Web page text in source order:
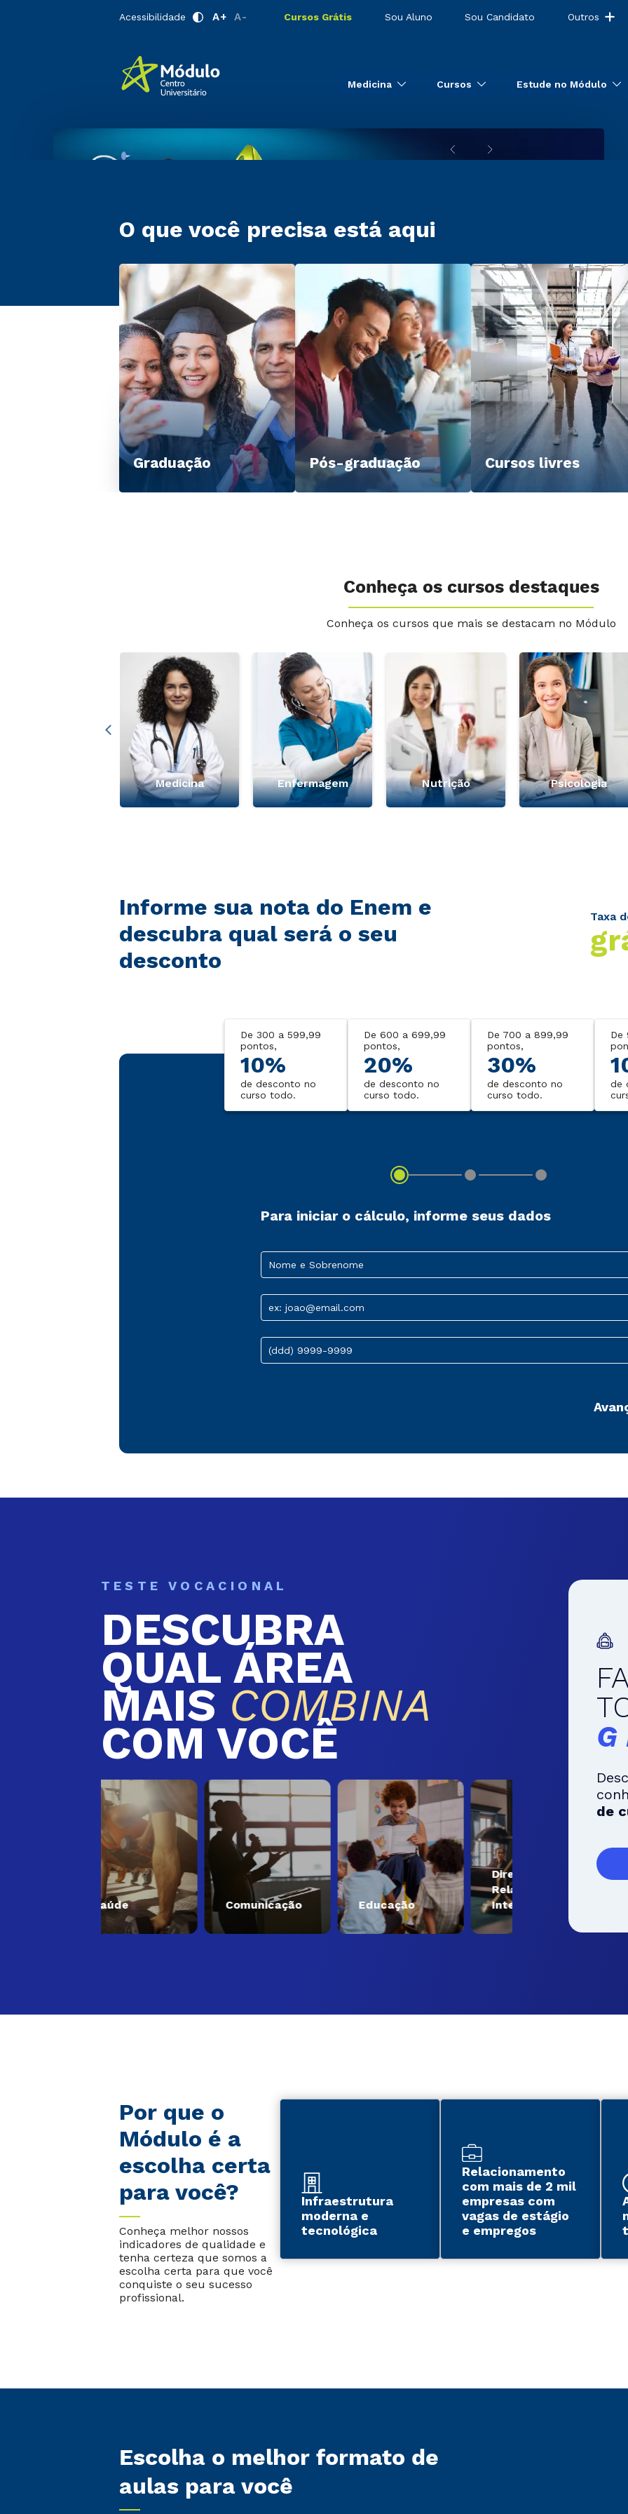
Acessibilidade A+ A- Cursos Grátis Sou Aluno Sou Candidato Outros
Medicina Cursos Estude no Módulo
O que você precisa está aqui
Graduação Pós-graduação Cursos livres
Conheça os cursos destaques
Conheça os cursos que mais se destacam no Módulo
Medicina Enfermagem Nutrição Psicologia
Informe sua nota do Enem e
descubra qual será o seu
desconto
Taxa
De 300 a 599,99
pontos,
10%
de desconto no
curso todo.
De 600 a 699,99
pontos,
20%
de desconto no
curso todo.
De 700 a 899,99
pontos,
30%
de desconto no
curso todo.
De
de
Para iniciar o cálculo, informe seus dados
Nome e Sobrenome
ex: joao@email.com
(ddd) 9999-9999
TESTE VOCACIONAL
DESCUBRA
QUAL ÁREA
MAIS COMBINA
COM VOCÊ
Comunicação Educação
Direito e
Relações
Internacionais
de
Por que o
Módulo é a
escolha certa
para você?
Conheça melhor nossos
indicadores de qualidade e
tenha certeza que somos a
escolha certa para que você
conquiste o seu sucesso
profissional.
Infraestrutura
moderna e
tecnológica
Relacionamento
com mais de 2 mil
empresas com
vagas de estágio
e empregos
Escolha o melhor formato de
aulas para você